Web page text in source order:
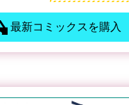
最新コミックスを購入